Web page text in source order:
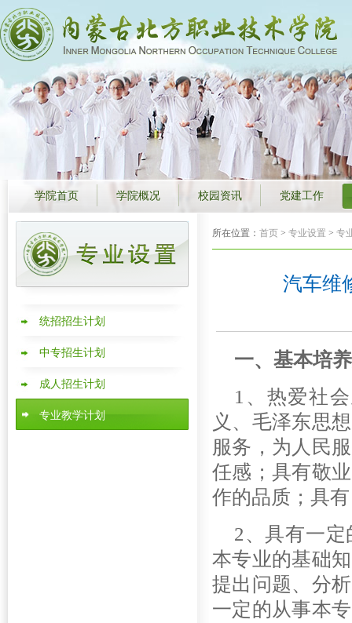
学院首页 学院概况 校园资讯 党建工作
统招招生计划
中专招生计划
成人招生计划
专业教学计划
所在位置： 首页 > 专业设置 > 专
汽车维
一、基本培
1 、热爱社
义、毛泽东思
服务，为人民
任感；具有敬
作的品质；具
2、具有一
本专业的基础
提出问题、分
一定的从事本